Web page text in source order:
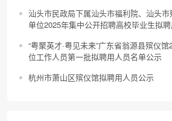
汕头市民政局下属汕头市福利院、汕头
单位2025年集中公开招聘高校毕业生拟
“粤聚英才·粤见未来”广东省翁源县殡仪
位工作人员第一批拟聘用人员名单公示
杭州市萧山区殡仪馆拟聘用人员公示